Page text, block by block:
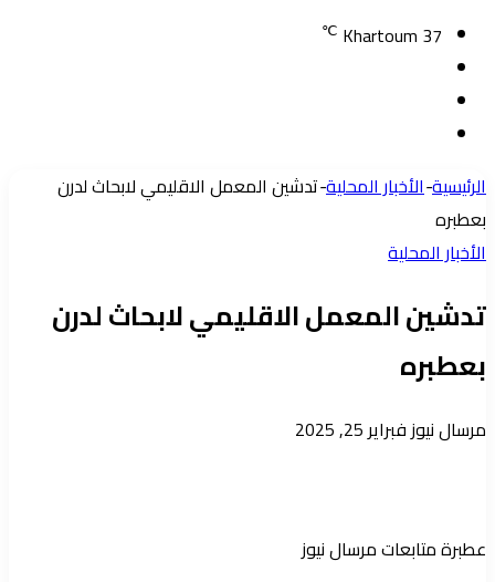
Khartoum 37
℃
جانبيالرئيسية-الأخبار المحلية-تدشين المعمل الاقليمي لابحاث لدرن
بعطبره
الأخبار المحلية
تدشين المعمل الاقليمي لابحاث لدرن
بعطبره
مرسال نيوزأرسل
فبراير 25, 2025
عطبرة متابعات مرسال نيوز